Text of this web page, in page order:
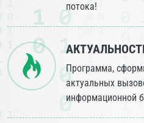
потока!
Программа,
актуальных
информационной